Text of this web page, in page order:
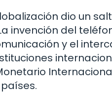
dio un
invención del
y el